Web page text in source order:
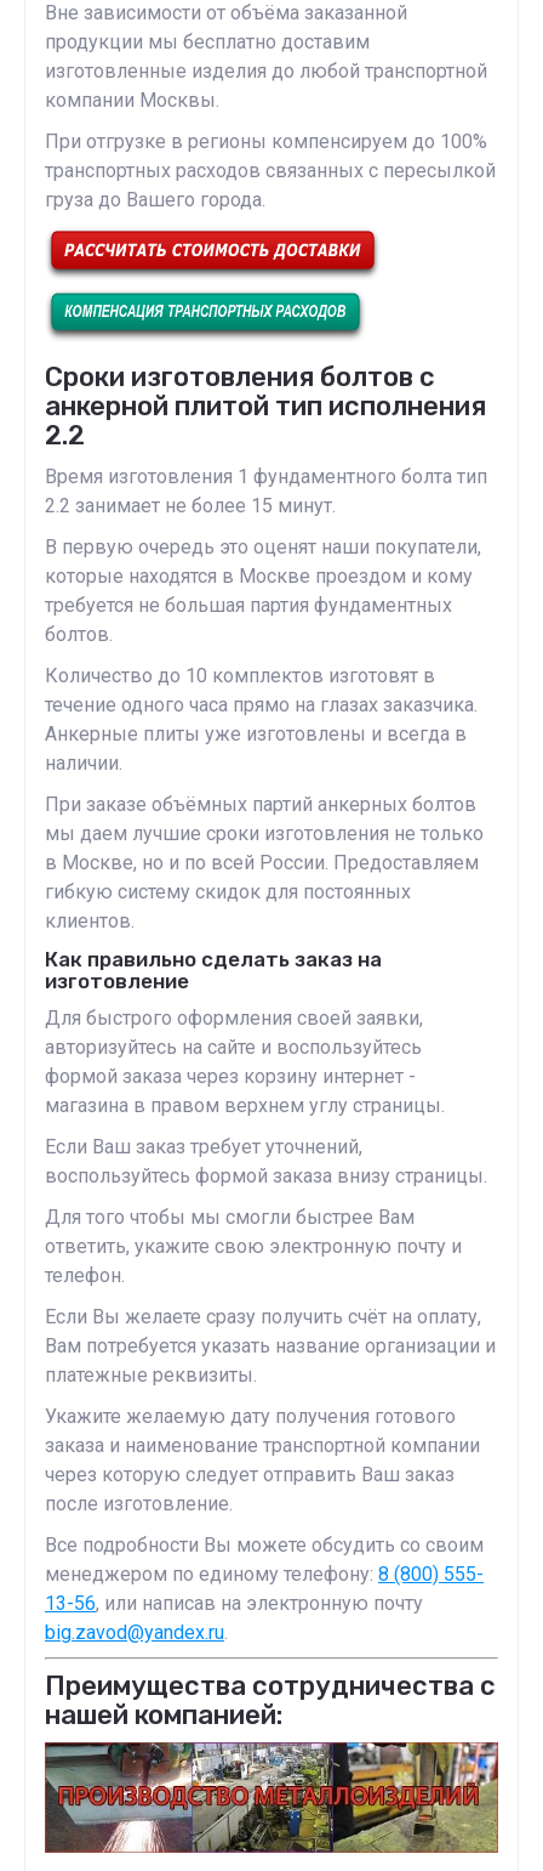
Вне зависимости от объёма заказанной
продукции мы бесплатно доставим
изготовленные изделия до любой транспортной
компании Москвы.
При отгрузке в регионы компенсируем до 100%
транспортных расходов связанных с пересылкой
груза до Вашего города.
Сроки изготовления болтов с
анкерной плитой тип исполнения
2.2
Время изготовления 1 фундаментного болта тип
2.2 занимает не более 15 минут.
В первую очередь это оценят наши покупатели,
которые находятся в Москве проездом и кому
требуется не большая партия фундаментных
болтов.
Количество до 10 комплектов изготовят в
течение одного часа прямо на глазах заказчика.
Анкерные плиты уже изготовлены и всегда в
наличии.
При заказе объёмных партий анкерных болтов
мы даем лучшие сроки изготовления не только
в Москве, но и по всей России. Предоставляем
гибкую систему скидок для постоянных
клиентов.
Как правильно сделать заказ на
изготовление
Для быстрого оформления своей заявки,
авторизуйтесь на сайте и воспользуйтесь
формой заказа через корзину интернет -
магазина в правом верхнем углу страницы.
Если Ваш заказ требует уточнений,
воспользуйтесь формой заказа внизу страницы.
Для того чтобы мы смогли быстрее Вам
ответить, укажите свою электронную почту и
телефон.
Если Вы желаете сразу получить счёт на оплату,
Вам потребуется указать название организации и
платежные реквизиты.
Укажите желаемую дату получения готового
заказа и наименование транспортной компании
через которую следует отправить Ваш заказ
после изготовление.
Все подробности Вы можете обсудить со своим
менеджером по единому телефону: 8 (800) 555-
13-56, или написав на электронную почту
big.zavod@yandex.ru.
Преимущества сотрудничества с
нашей компанией: